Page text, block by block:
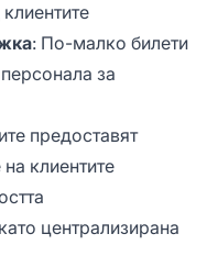
: По-малко билети
за
предоставят
клиентите
централизирана